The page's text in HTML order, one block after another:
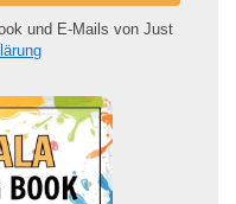
und E-Mails von Just